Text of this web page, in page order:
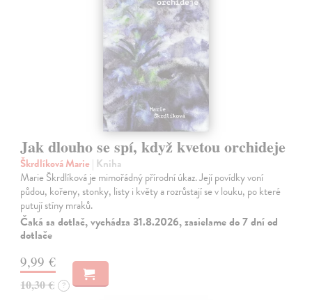
Jak dlouho se spí, když kvetou orchideje
Škrdlíková Marie | Kniha
Marie Škrdlíková je mimořádný přírodní úkaz. Její povídky voní
půdou, kořeny, stonky, listy i květy a rozrůstají se v louku, po které
putují stíny mraků.
Čaká sa dotlač, vychádza 31.8.2026, zasielame do 7 dní od
dotlače
9,99 €
10,30 € ?